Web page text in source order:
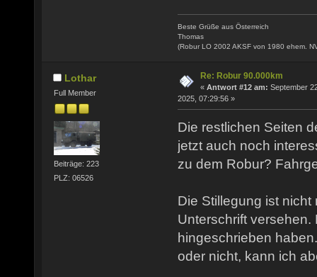
Beste Grüße aus Österreich
Thomas
(Robur LO 2002 AKSF von 1980 ehem.
Lothar
Full Member
Beiträge: 223
PLZ: 06526
Re: Robur 90.000km
« Antwort #12 am: September
2025, 07:29:56 »
Die restlichen Seiten
jetzt auch noch
zu dem Robur?
Die Stillegung ist
Unterschrift
hingeschrieben
oder nicht, kann ich